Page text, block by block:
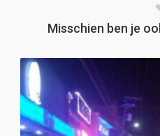
Misschien ben je